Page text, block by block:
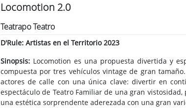
Locomotion 2.0
Teatrapo Teatro
D'Rule: Artistas en el Territorio 2023
Sinopsis: Locomotion es una propuesta divertida y
compuesta por tres vehículos vintage de gran
actores de calle con una única clave: divertir en
espectáculo de Teatro Familiar de una gran
una estética sorprendente aderezada con una gran